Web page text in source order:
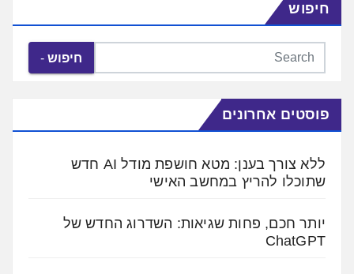
חיפוש
חיפוש
פוסטים אחרונים
ללא צורך בענן: מטא חושפת מודל AI חדש
שתוכלו להריץ במחשב האישי
יותר חכם, פחות שגיאות: השדרוג החדש של
ChatGPT